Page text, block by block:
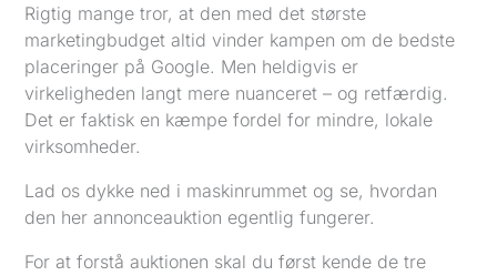
Rigtig mange tror, at den med det største
marketingbudget altid vinder kampen om de bedste
placeringer på Google. Men heldigvis er
virkeligheden langt mere nuanceret – og retfærdig.
Det er faktisk en kæmpe fordel for mindre, lokale
virksomheder.
Lad os dykke ned i maskinrummet og se, hvordan
den her annonceauktion egentlig fungerer.
For at forstå auktionen skal du først kende de tre